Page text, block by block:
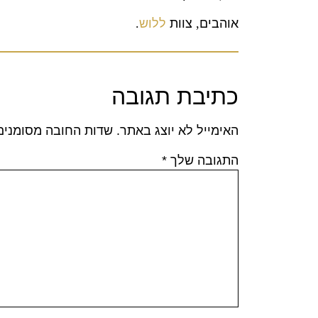
אוהבים, צוות ללוש.
כתיבת תגובה
האימייל לא יוצג באתר. שדות החובה
התגובה שלך *